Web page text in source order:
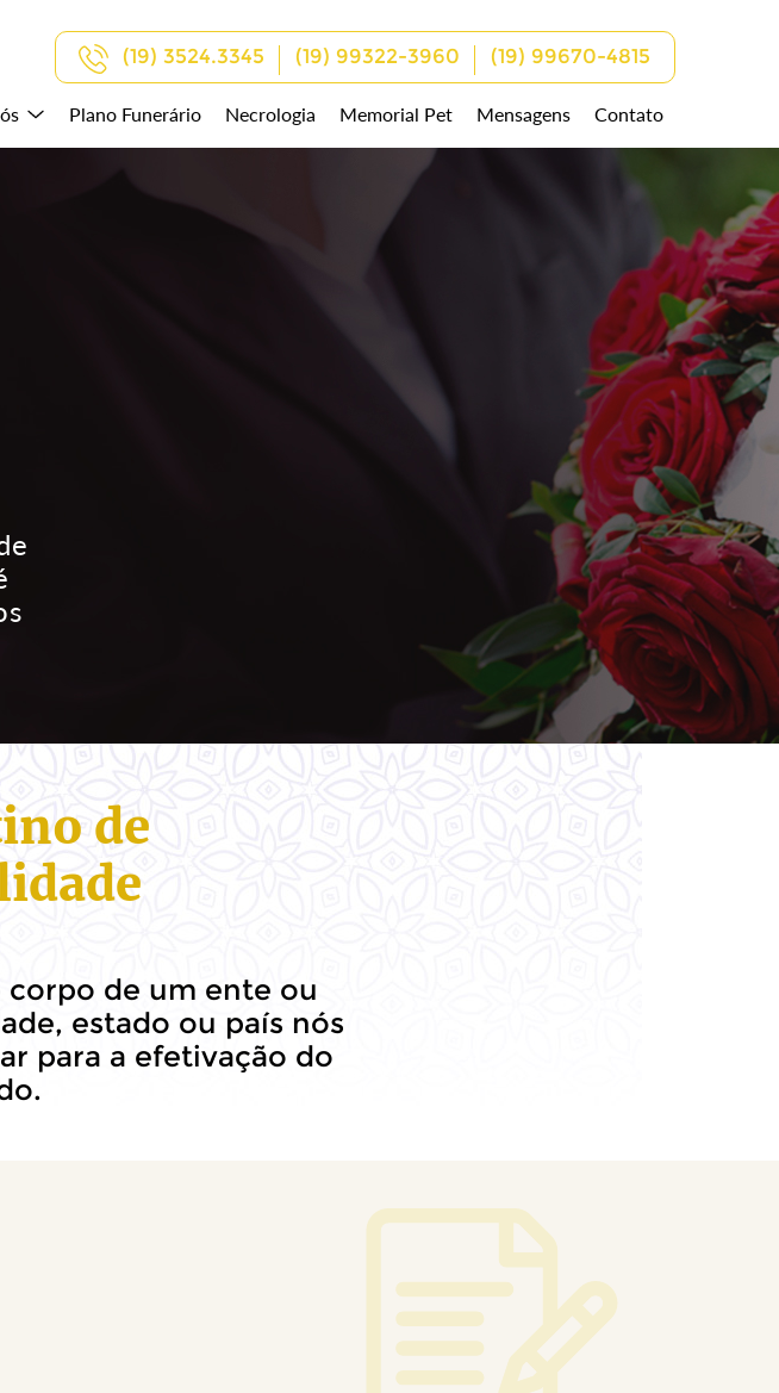
(19) 3524.3345 (19) 99322-3960 (19) 99670-4815
Plano Funerário Necrologia Memorial Pet Mensagens Contato
de
corpo de um ente ou
estado ou país nós
para a efetivação do